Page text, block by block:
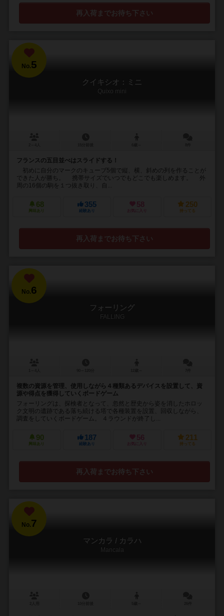
再入荷までお待ち下さい
No.5
クイキシオ：ミニ
Quixo mini
フランスの五目並べはスライドする！
初めに自分のマークのキューブ5個で縦、横、斜めの列を作ることが
できた人が勝ち。 携帯サイズでいつでもどこでも楽しめます。 外
周の16個の駒を１つ抜き取り、自...
68
興味あり
355
経験あり
58
お気に入り
250
持ってる
再入荷までお待ち下さい
No.6
フォーリング
FALLING
複数の資源を管理、使用しながら４種類あるデバイスを設置して、資
源や得点を獲得していくボードゲーム
フォーリングは、探検者となって、忽然と歴史から姿を消したホロッ
ク文明の遺跡である落ち続ける塔で各種装置を設置、回収しながら、
調査をしていくボードゲーム。 ４ラウンドが終了し...
90
興味あり
187
経験あり
56
お気に入り
211
持ってる
再入荷までお待ち下さい
No.7
マンカラ / カラハ
Mancala